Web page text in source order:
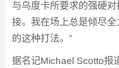
与乌度卡所要求的强硬
接。我在场上总是倾尽
的这种打法。”
据名记Michael Scotto报